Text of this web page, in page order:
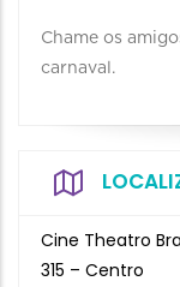
Chame os
carnaval.
Cine Theatro
315 – Centro